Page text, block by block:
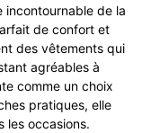
incontournable de la
de confort et
des vêtements qui
agréables à
comme un choix
pratiques, elle
les occasions.